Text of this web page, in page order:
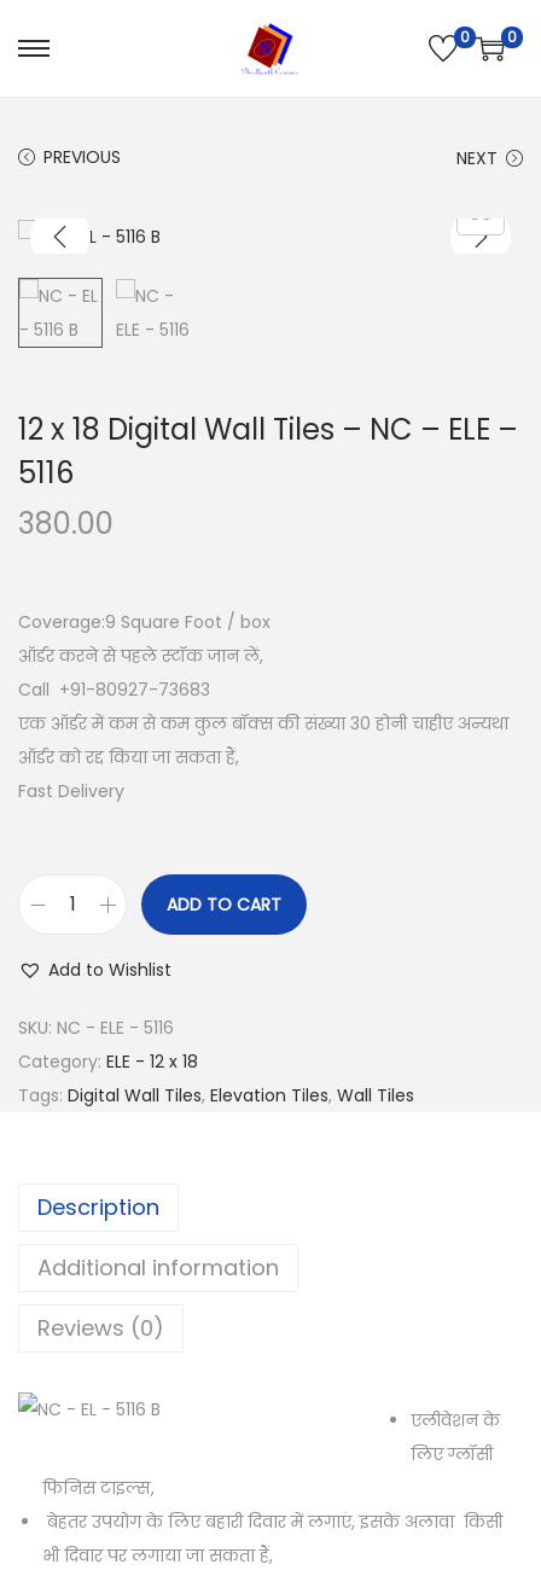
0 0
PREVIOUS NEXT
12 x 18 Digital Wall Tiles – NC – ELE –
5116
380.00
Coverage:9 Square Foot / box
ऑर्डर करने से पहले स्टॉक जान लें,
Call +91-80927-73683
एक ऑर्डर में कम से कम कुल बॉक्स की संख्या 30 होनी चाहीए अन्यथा
ऑर्डर को रद्द किया जा सकता हैं,
Fast Delivery
ADD TO CART
Add to Wishlist
SKU: NC - ELE - 5116
Category: ELE - 12 x 18
Tags: Digital Wall Tiles, Elevation Tiles, Wall Tiles
Description
Additional information
Reviews (0)
एलीवेशन के
लिए ग्लॉसी
फिनिस टाइल्स,
बेहतर उपयोग के लिए बहारी दिवार में लगाएं, इसके अलावा किसी
भी दिवार पर लगाया जा सकता हैं,